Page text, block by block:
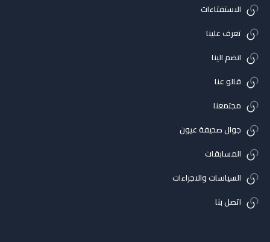
الاستفتاءات
تعرف علينا
انضم الينا
قالو عنا
مجتمعنا
جوال صحيفة عيون
المسابقات
السياسات والاجراءات
اتصل بنا